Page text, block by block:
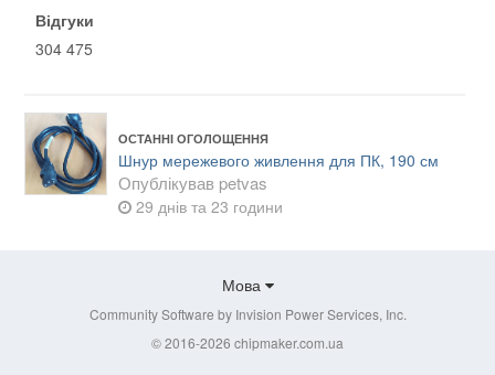
Відгуки
304 475
ОСТАННІ ОГОЛОЩЕННЯ
Шнур мережевого живлення для ПК, 190 см
Опублікував petvas
29 днів та 23 години
Мова
Community Software by Invision Power Services, Inc.
© 2016-2026 chipmaker.com.ua